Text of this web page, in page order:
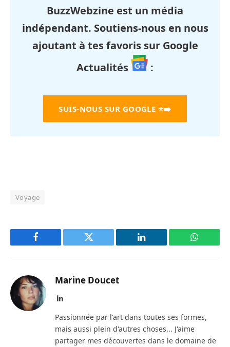
BuzzWebzine est un média
indépendant. Soutiens-nous en nous
ajoutant à tes favoris sur Google
Actualités
:
SUIS-NOUS SUR GOOGLE ⭐➡️
Voyage
Facebook Twitter LinkedIn
Marine Doucet
LinkedIn
Passionnée par l'art dans toutes ses formes,
mais aussi plein d'autres choses... J'aime
partager mes découvertes dans le domaine de